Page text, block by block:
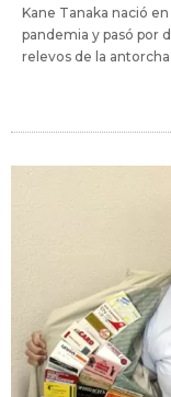
Kane Tanaka nació
pandemia y pasó por
relevos de la